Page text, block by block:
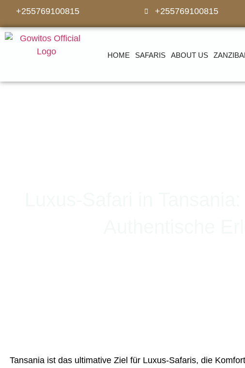
+255769100815 +255769100815
HOME SAFARIS ABOUT US
Tansania ist das ultimative Ziel für Luxus-Safaris, die